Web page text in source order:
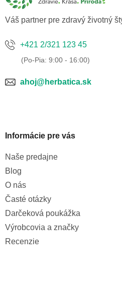
Váš partner pre zdravý životný
+421 2/321 123 45
ahoj@herbatica.sk
Informácie pre vás
Naše predajne
Blog
O nás
Časté otázky
Darčeková poukážka
Výrobcovia a značky
Recenzie